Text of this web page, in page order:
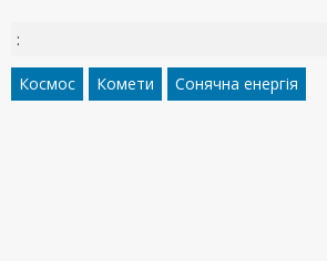
:
Космос Комети Сонячна енергія